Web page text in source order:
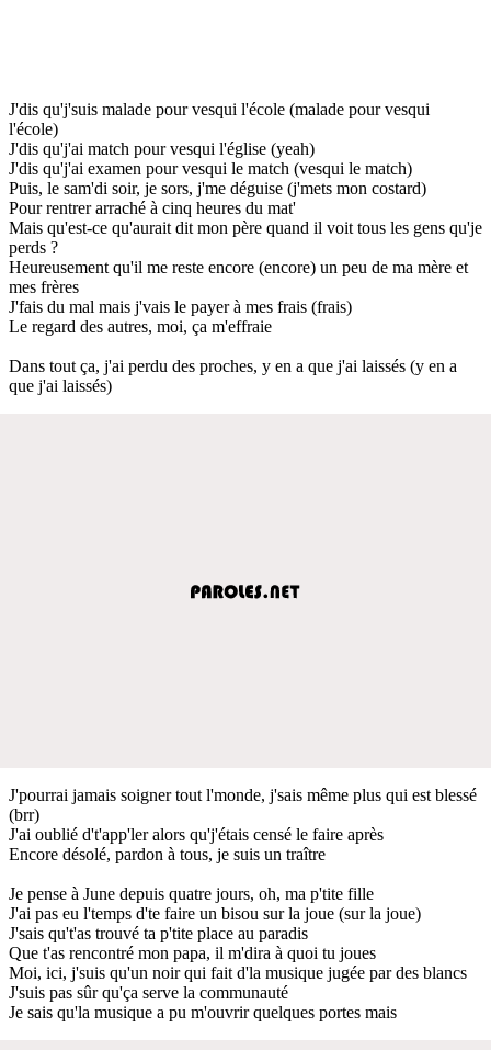
J'dis qu'j'suis malade pour vesqui l'école (malade pour vesqui
l'école)
J'dis qu'j'ai match pour vesqui l'église (yeah)
J'dis qu'j'ai examen pour vesqui le match (vesqui le match)
Puis, le sam'di soir, je sors, j'me déguise (j'mets mon costard)
Pour rentrer arraché à cinq heures du mat'
Mais qu'est-ce qu'aurait dit mon père quand il voit tous les gens qu'je
perds ?
Heureusement qu'il me reste encore (encore) un peu de ma mère et
mes frères
J'fais du mal mais j'vais le payer à mes frais (frais)
Le regard des autres, moi, ça m'effraie
Dans tout ça, j'ai perdu des proches, y en a que j'ai laissés (y en a
que j'ai laissés)
J'pourrai jamais soigner tout l'monde, j'sais même plus qui est blessé
(brr)
J'ai oublié d't'app'ler alors qu'j'étais censé le faire après
Encore désolé, pardon à tous, je suis un traître
Je pense à June depuis quatre jours, oh, ma p'tite fille
J'ai pas eu l'temps d'te faire un bisou sur la joue (sur la joue)
J'sais qu't'as trouvé ta p'tite place au paradis
Que t'as rencontré mon papa, il m'dira à quoi tu joues
Moi, ici, j'suis qu'un noir qui fait d'la musique jugée par des blancs
J'suis pas sûr qu'ça serve la communauté
Je sais qu'la musique a pu m'ouvrir quelques portes mais